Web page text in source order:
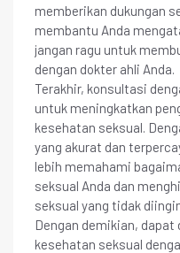
memberikan dukungan
membantu Anda
jangan ragu untuk
dengan dokter ahli Anda.
Terakhir, konsultasi
untuk meningkatkan
kesehatan seksual.
yang akurat dan
lebih memahami
seksual Anda dan
seksual yang tidak
Dengan demikian,
kesehatan seksual